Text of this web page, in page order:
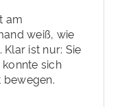
am
weiß, wie
ist nur: Sie
sich
bewegen.